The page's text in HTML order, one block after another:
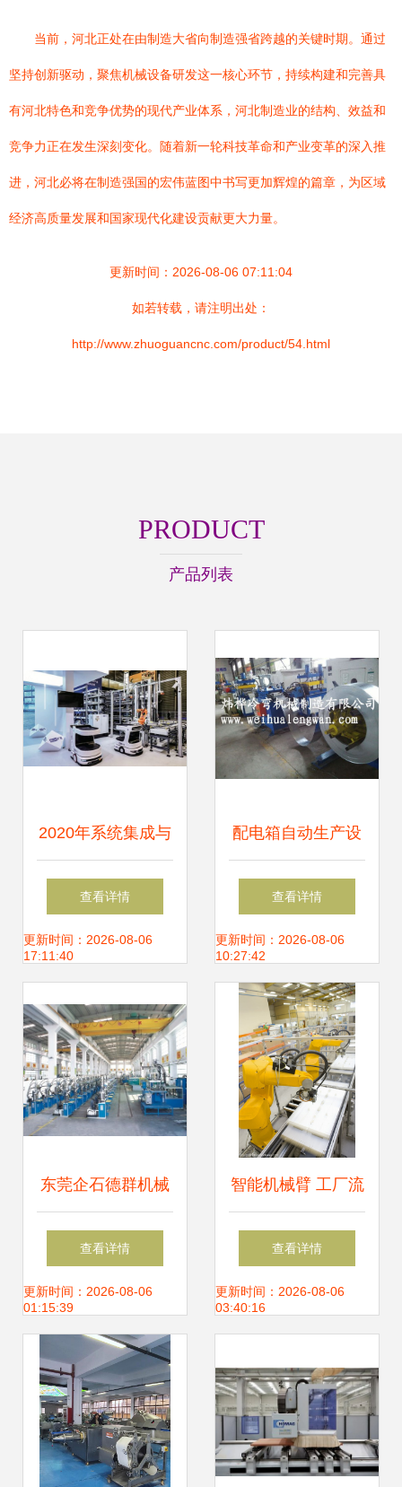
当前，河北正处在由制造大省向制造强省跨越的关键时期。通过
坚持创新驱动，聚焦机械设备研发这一核心环节，持续构建和完善具
有河北特色和竞争优势的现代产业体系，河北制造业的结构、效益和
竞争力正在发生深刻变化。随着新一轮科技革命和产业变革的深入推
进，河北必将在制造强国的宏伟蓝图中书写更加辉煌的篇章，为区域
经济高质量发展和国家现代化建设贡献更大力量。
更新时间：2026-08-06 07:11:04
如若转载，请注明出处：
http://www.zhuoguancnc.com/product/54.html
PRODUCT
产品列表
2020年系统集成与
物流自动化 机械设
备研发的挑战与机
查看详情
更新时间：2026-08-06
17:11:40
配电箱自动生产设
备 技术革新引领制
造业升级
查看详情
更新时间：2026-08-06
10:27:42
东莞企石德群机械
厂 以技术创新引领
机械设备研发新潮
流
查看详情
更新时间：2026-08-06
01:15:39
智能机械臂 工厂流
水线的革新引擎与
研发挑战
查看详情
更新时间：2026-08-06
03:40:16